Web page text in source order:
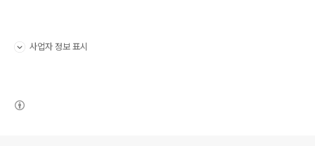
사업자 정보 표시